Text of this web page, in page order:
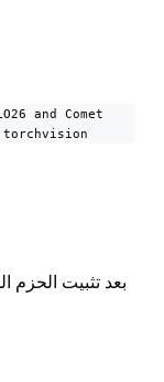
and Comet
بعد تثبيت الحزم